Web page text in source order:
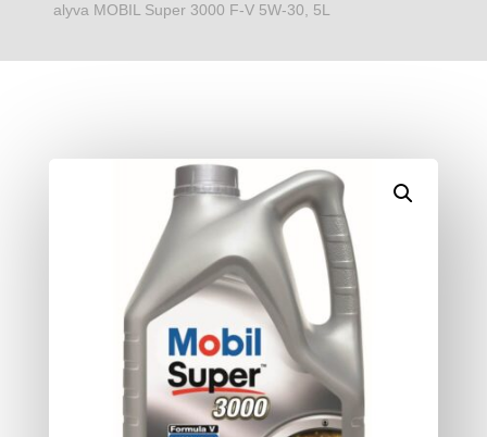
alyva MOBIL Super 3000 F-V 5W-30, 5L